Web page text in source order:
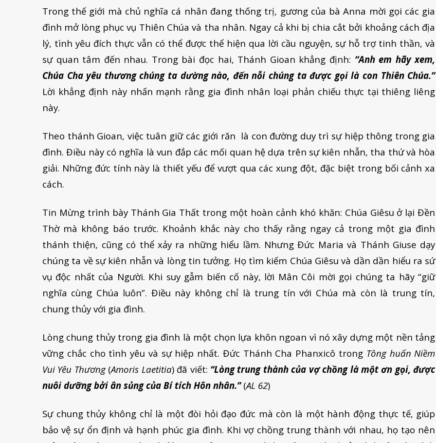
Trong thế giới mà chủ nghĩa cá nhân đang thống trị, gương của bà Anna mời gọi các gia
đình mở lòng phục vụ Thiên Chúa và tha nhân. Ngay cả khi bị chia cắt bởi khoảng cách địa
lý, tình yêu đích thực vẫn có thể được thể hiện qua lời cầu nguyện, sự hỗ trợ tinh thần, và
sự quan tâm đến nhau. Trong bài đọc hai, Thánh Gioan khẳng định: “Anh em hãy xem,
Chúa Cha yêu thương chúng ta dường nào, đến nỗi chúng ta được gọi là con Thiên Chúa.”
Lời khẳng định này nhấn mạnh rằng gia đình nhân loại phản chiếu thực tại thiêng liêng
này.
Theo thánh Gioan, việc tuân giữ các giới răn là con đường duy trì sự hiệp thông trong gia
đình. Điều này có nghĩa là vun đắp các mối quan hệ dựa trên sự kiên nhẫn, tha thứ và hòa
giải. Những đức tính này là thiết yếu để vượt qua các xung đột, đặc biệt trong bối cảnh xa
cách.
Tin Mừng trình bày Thánh Gia Thất trong một hoàn cảnh khó khăn: Chúa Giêsu ở lại Đền
Thờ mà không báo trước. Khoảnh khắc này cho thấy rằng ngay cả trong một gia đình
thánh thiện, cũng có thể xảy ra những hiểu lầm. Nhưng Đức Maria và Thánh Giuse dạy
chúng ta về sự kiên nhẫn và lòng tin tưởng. Họ tìm kiếm Chúa Giêsu và dần dần hiểu ra sứ
vụ độc nhất của Người. Khi suy gẫm biến cố này, lời Mân Côi mời gọi chúng ta hãy “giữ
nghĩa cùng Chúa luôn”. Điều này không chỉ là trung tín với Chúa mà còn là trung tín,
chung thủy với gia đình.
Lòng chung thủy trong gia đình là một chọn lựa khôn ngoan vì nó xây dựng một nền tảng
vững chắc cho tình yêu và sự hiệp nhất. Đức Thánh Cha Phanxicô trong Tông huấn Niềm
Vui Yêu Thương(Amoris Laetitia) đã viết: “Lòng trung thành của vợ chồng là một ơn gọi, được
nuôi dưỡng bởi ân sủng của Bí tích Hôn nhân.”(AL 62)
Sự chung thủy không chỉ là một đòi hỏi đạo đức mà còn là một hành động thực tế, giúp
bảo vệ sự ổn định và hạnh phúc gia đình. Khi vợ chồng trung thành với nhau, họ tạo nên